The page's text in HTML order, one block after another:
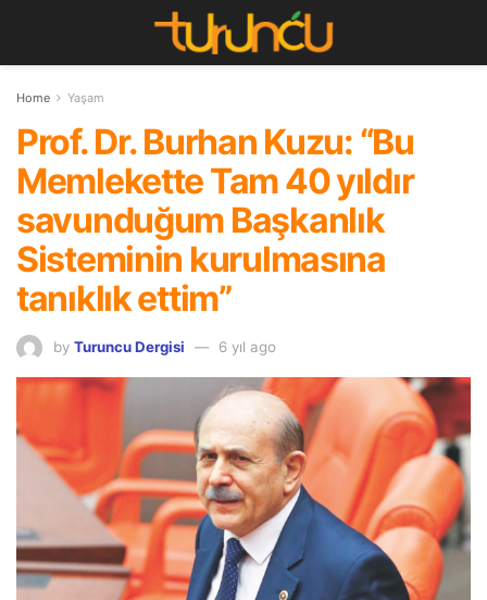
Home Yaşam
Prof. Dr. Burhan Kuzu: “Bu
Memlekette Tam 40 yıldır
savunduğum Başkanlık
Sisteminin kurulmasına
tanıklık ettim”
by Turuncu Dergisi 6 yıl ago